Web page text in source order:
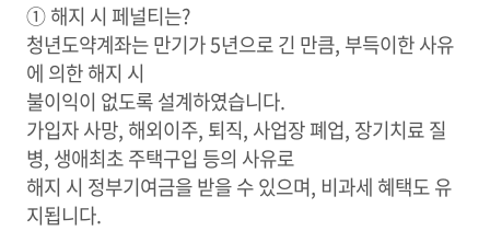
① 해지 시 페널티는?
청년도약계좌는 만기가 5년으로 긴 만큼, 부득이한 사유
에 의한 해지 시
불이익이 없도록 설계하였습니다.
가입자 사망, 해외이주, 퇴직, 사업장 폐업, 장기치료 질
병, 생애최초 주택구입 등의 사유로
해지 시 정부기여금을 받을 수 있으며, 비과세 혜택도 유
지됩니다.